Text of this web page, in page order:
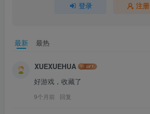
登录 注册
最新 最热
XUEXUEHUA
好游戏，收藏了
9个月前 回复